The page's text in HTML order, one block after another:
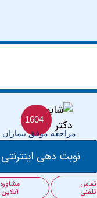
1604
مراجعه موفق بیماران
نوبت دهی اینترنتی
تماس
تلفنی
مشاوره
آنلاین